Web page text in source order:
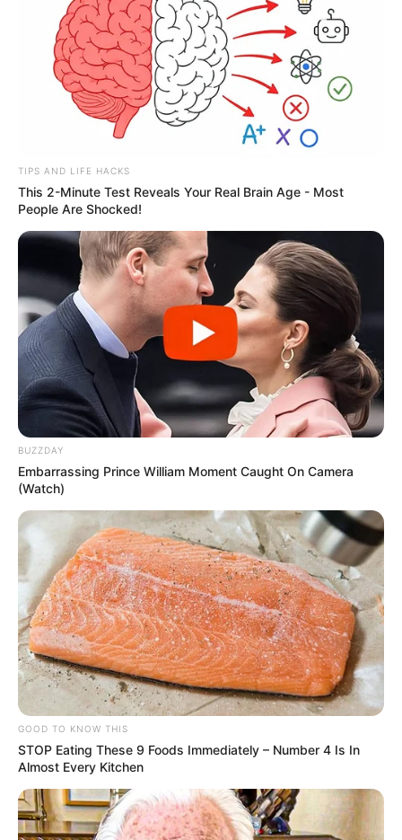
TIPS AND LIFE HACKS
This 2-Minute Test Reveals Your Real Brain Age - Most
People Are Shocked!
BUZZDAY
Embarrassing Prince William Moment Caught On Camera
(Watch)
GOOD TO KNOW THIS
STOP Eating These 9 Foods Immediately – Number 4 Is In
Almost Every Kitchen